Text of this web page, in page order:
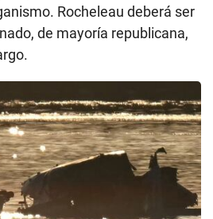
Rocheleau deberá ser
de mayoría republicana,